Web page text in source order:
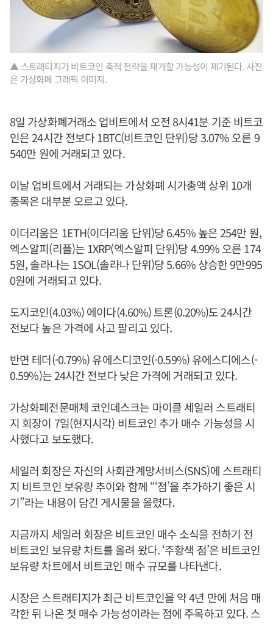
▲ 스트래티지가 비트코인 축적 전략을 재개할 가능성이 제기된다. 사진
은 가상화폐 그래픽 이미지.
8일 가상화폐거래소 업비트에서 오전 8시41분 기준 비트코
인은 24시간 전보다 1BTC(비트코인 단위)당 3.07% 오른 9
540만 원에 거래되고 있다.
이날 업비트에서 거래되는 가상화폐 시가총액 상위 10개
종목은 대부분 오르고 있다.
이더리움은 1ETH(이더리움 단위)당 6.45% 높은 254만 원,
엑스알피(리플)는 1XRP(엑스알피 단위)당 4.99% 오른 174
5원, 솔라나는 1SOL(솔라나 단위)당 5.66% 상승한 9만995
0원에 거래되고 있다.
도지코인(4.03%) 에이다(4.60%) 트론(0.20%)도 24시간
전보다 높은 가격에 사고 팔리고 있다.
반면 테더(-0.79%) 유에스디코인(-0.59%) 유에스디에스(-
0.59%)는 24시간 전보다 낮은 가격에 거래되고 있다.
가상화폐전문매체 코인데스크는 마이클 세일러 스트래티
지 회장이 7일(현지시각) 비트코인 추가 매수 가능성을 시
사했다고 보도했다.
세일러 회장은 자신의 사회관계망서비스(SNS)에 스트래티
지 비트코인 보유량 추이와 함께 “‘점’을 추가하기 좋은 시
기”라는 내용이 담긴 게시물을 올렸다.
지금까지 세일러 회장은 비트코인 매수 소식을 전하기 전
비트코인 보유량 차트를 올려 왔다. ‘주황색 점’은 비트코인
보유량 차트에서 비트코인 매수 규모를 나타낸다.
시장은 스트래티지가 최근 비트코인을 약 4년 만에 처음 매
각한 뒤 나온 첫 매수 가능성이라는 점에 주목하고 있다. 스